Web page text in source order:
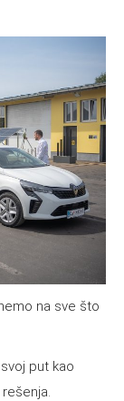
na sve što
put kao